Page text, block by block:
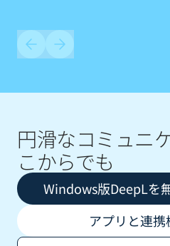
円滑なコミュニ
こからでも
Windows版DeepLを
アプリと連